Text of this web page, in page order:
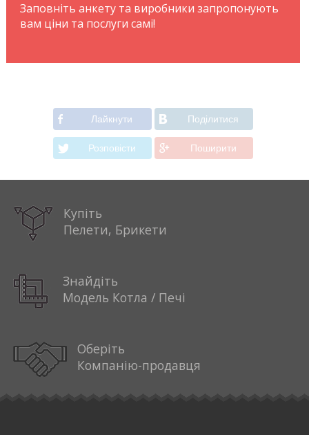
Заповніть анкету та виробники запропонують
вам ціни та послуги самі!
Лайкнути Подiлитися
Розповiсти Поширити
Купіть
Пелети, Брикети
Знайдіть
Модель Котла / Печі
Оберіть
Компанію-продавця